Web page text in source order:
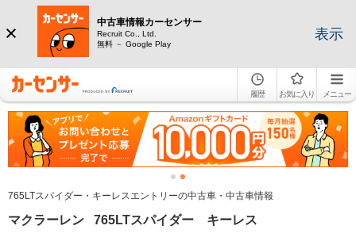
中古車情報カーセンサー
Recruit Co., Ltd.
無料 － Google Play
表示
履歴 お気に入り メニュー
765LTスパイダー・キーレスエントリーの中古車・中古車情報
マクラーレン 765LTスパイダー キーレス